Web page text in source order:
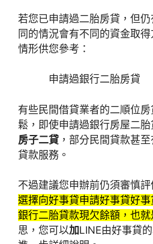
若您已申請過二胎房貸，但
同的情況會有不同的資金取
情形供您參考：
申請過銀行二胎房貸
有些民間借貸業者的二順位
鬆，即使申請過銀行房屋二
房子二貸 ，部分民間貸款甚
貸款服務。
不過建議您申辦前仍須審慎
選擇向好事貸申請好事貸好
銀行二胎貸款現欠餘額，也
思，您可以加LINE由好事貸